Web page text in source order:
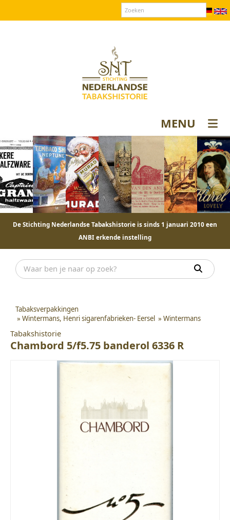
MENU
De Stichting Nederlandse Tabakshistorie is sinds 1 januari 2010 een
ANBI erkende instelling
Tabaksverpakkingen
» Wintermans, Henri sigarenfabrieken- Eersel » Wintermans
Tabakshistorie
Chambord 5/f5.75 banderol 6336 R